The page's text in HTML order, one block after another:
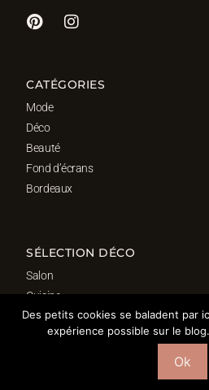
CATÉGORIES
Mode
Déco
Beauté
Fond d’écrans
Bordeaux
SÉLECTION DÉCO
Salon
Cuisine
Salle de bain
Chambre
Des petits cookies se baladent par
expérience possible sur le
Ok